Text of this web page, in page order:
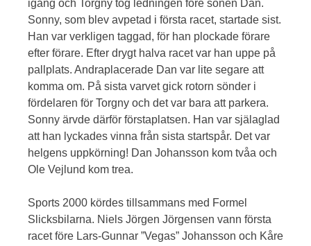
igång och Torgny tog ledningen före sonen Dan.
Sonny, som blev avpetad i första racet, startade sist.
Han var verkligen taggad, för han plockade förare
efter förare. Efter drygt halva racet var han uppe på
pallplats. Andraplacerade Dan var lite segare att
komma om. På sista varvet gick rotorn sönder i
fördelaren för Torgny och det var bara att parkera.
Sonny ärvde därför förstaplatsen. Han var själaglad
att han lyckades vinna från sista startspår. Det var
helgens uppkörning! Dan Johansson kom tvåa och
Ole Vejlund kom trea.
Sports 2000 kördes tillsammans med Formel
Slicksbilarna. Niels Jörgen Jörgensen vann första
racet före Lars-Gunnar ”Vegas” Johansson och Kåre